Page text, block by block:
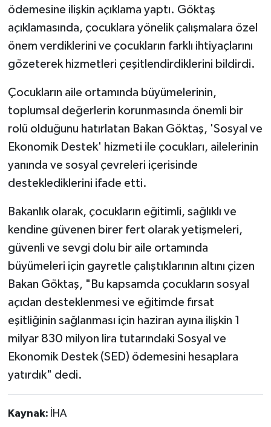
ödemesine ilişkin açıklama yaptı. Göktaş
açıklamasında, çocuklara yönelik çalışmalara özel
önem verdiklerini ve çocukların farklı ihtiyaçlarını
gözeterek hizmetleri çeşitlendirdiklerini bildirdi.
Çocukların aile ortamında büyümelerinin,
toplumsal değerlerin korunmasında önemli bir
rolü olduğunu hatırlatan Bakan Göktaş, 'Sosyal ve
Ekonomik Destek' hizmeti ile çocukları, ailelerinin
yanında ve sosyal çevreleri içerisinde
desteklediklerini ifade etti.
Bakanlık olarak, çocukların eğitimli, sağlıklı ve
kendine güvenen birer fert olarak yetişmeleri,
güvenli ve sevgi dolu bir aile ortamında
büyümeleri için gayretle çalıştıklarının altını çizen
Bakan Göktaş, "Bu kapsamda çocukların sosyal
açıdan desteklenmesi ve eğitimde fırsat
eşitliğinin sağlanması için haziran ayına ilişkin 1
milyar 830 milyon lira tutarındaki Sosyal ve
Ekonomik Destek (SED) ödemesini hesaplara
yatırdık" dedi.
Kaynak: İHA
Vasıta
Vefat Haberleri
Yaşam